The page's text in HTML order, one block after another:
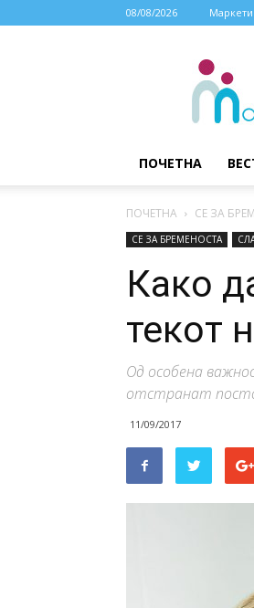
08/08/2026
МАЈКА
ДЕТЕ
ПОЧЕТНА
ПОЧЕТНА СЕ ЗА
СЕ ЗА БРЕМЕНОСТА
Како
текот
Од особена
отстранат
11/09/2017